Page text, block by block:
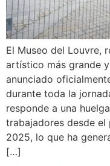
El Museo del Louvre,
artístico más grande
anunciado
durante toda la
responde a una
trabajadores desde
2025, lo que ha
[…]